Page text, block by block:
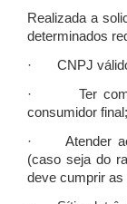
Realizada a
determinados
· CNPJ
· Ter como
consumidor final;
· Atender aos
(caso seja do
deve cumprir as